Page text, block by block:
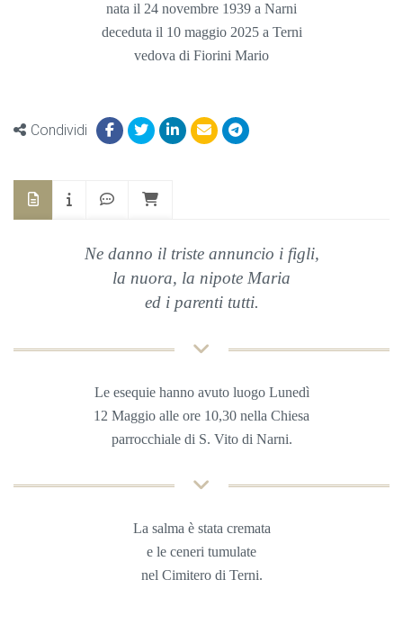
nata il 24 novembre 1939 a Narni
deceduta il 10 maggio 2025 a Terni
vedova di Fiorini Mario
Condividi
Ne danno il triste annuncio i figli,
la nuora, la nipote Maria
ed i parenti tutti.
Le esequie hanno avuto luogo Lunedì
12 Maggio alle ore 10,30 nella Chiesa
parrocchiale di S. Vito di Narni.
La salma è stata cremata
e le ceneri tumulate
nel Cimitero di Terni.